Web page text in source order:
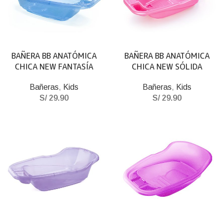
BAÑERA BB ANATÓMICA
CHICA NEW FANTASÍA
Bañeras, Kids
S/29.90
BAÑERA BB ANATÓMICA
CHICA NEW SÓLIDA
Bañeras, Kids
S/29.90